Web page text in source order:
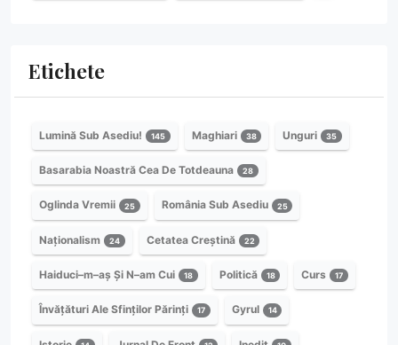
Etichete
Lumină Sub Asediu! 145 Maghiari 38 Unguri 35
Basarabia Noastră Cea De Totdeauna 28
Oglinda Vremii 25 România Sub Asediu 25
Naționalism 24 Cetatea Creștină 22
Haiduci–m–aș Și N–am Cui 18 Politică 18 Curs 17
Învățături Ale Sfinților Părinți 17 Gyrul 14